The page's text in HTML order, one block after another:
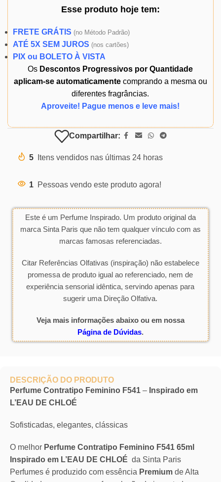
Esse produto hojetem:
FRETE GRÁTIS (no Método Padrão)
ATÉ 5X SEM JUROS (nos cartões)
PIX ou BOLETO À VISTA
Os Descontos Progressivos por Quantidade
aplicam-se automaticamentecomprando a mesma ou
diferentes fragrâncias.
Aproveite! Pague menos e leve mais!
Compartilhar:
5 Itens vendidos nas últimas 24 horas
1 Pessoas vendo este produto agora!
Este é um Perfume Inspirado. Um produto original da
marca Sinta Paris que não tem qualquer vínculo com as
marcas famosas referenciadas.
Citar Referências Olfativas (inspiração) não estabelece
promessa de produto igual ao referenciado, nem de
experiência sensorial idêntica, servindo apenas para
sugerir uma Direção Olfativa.
Veja mais informações abaixo ou em nossa
Página de Dúvidas.
DESCRIÇÃO DO PRODUTO
Perfume Contratipo Feminino F541 – Inspirado em
L’EAU DE CHLOÉ
Sofisticadas, elegantes, clássicas
O melhor Perfume Contratipo Feminino F541 65ml
Inspirado em L’EAU DE CHLOÉ da Sinta Paris
Perfumes é produzido com essência Premium de Alta